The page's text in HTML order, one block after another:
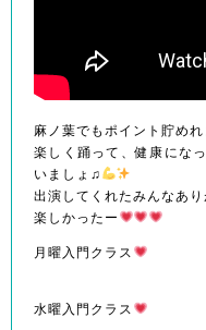
麻ノ葉でもポイント貯め
楽しく踊って、健康にな
いましょ♫
出演してくれたみんなあ
楽しかったー
月曜入門クラス
水曜入門クラス